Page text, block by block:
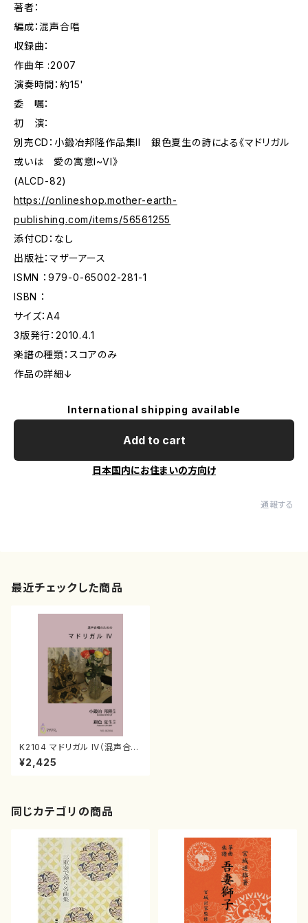
著者：
編成：混声合唱
収録曲：
作曲年 :2007
演奏時間：約15'
委 嘱：
初 演：
別売CD：小鍛冶邦隆作品集II 銀色夏生の詩による《マドリガル
或いは 愛の寓意I~VI》
(ALCD-82)
https://onlineshop.mother-earth-
publishing.com/items/56561255
添付CD：なし
出版社：マザーアース
ISMN ：979-0-65002-281-1
ISBN ：
サイズ：A4
3版発行：2010.4.1
楽譜の種類：スコアのみ
作品の詳細↓
International shipping available
Add to cart
日本国内にお住まいの方向け
通報する
最近チェックした商品
K2104 マドリガル IV（混声合
唱/小鍛冶邦隆/楽譜）
¥2,425
同じカテゴリの商品